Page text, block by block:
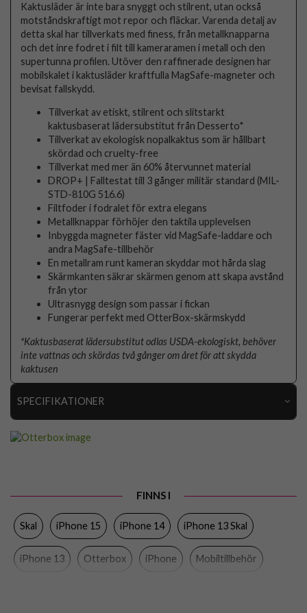
Kaktusläder är inte bara snyggt och stilrent, utan också
motståndskraftigt mot repor och fläckar. Varenda detalj av
detta skal har tillverkats med finess, från metallknapparna
och det inre fodret i filt till kameraramen i metall och den
supertunna profilen. Utöver den raffinerade designen har
mobilskalet i kaktusläder kraftfulla MagSafe-magneter och
bevisat fallskydd.
Tillverkat av etiskt, stilrent och slitstarkt
kaktusbaserat lädersubstitut från Desserto*
Tillverkat av ekologisk nopalkaktus som är hållbart
skördad och cruelty-free
Tillverkat med mer än 60% återvunnet material
DROP+ | Falltestat till 3 gånger militär standard (MIL-
STD-810G 516.6)
Filtfoder i fodralet för extra elegans
Metallknappar förhöjer den taktila upplevelsen
Inbyggda magneter fäster vid MagSafe-laddare och
andra MagSafe-tillbehör
En metallram runt kameran skyddar mot hårda slag
Skärmkanten säkrar skärmen genom att skapa avstånd
från ytor
Ultrasnygg design som passar i fickan
Fungerar perfekt med OtterBox-skärmskydd
*Kaktusbaserat lädersubstitut odlas USDA-ekologiskt, behöver
inte vattnas och skördas två gånger om året för att skydda
kaktusen
SPECIFIKATIONER
Färg
Hårdplast (PC), Konstläder, PU (Polyuretan)
FINNS I
Skal iPhone 15 iPhone 14 iPhone 13 Skal
iPhone 13 Otterbox iPhone Mobiltillbehör